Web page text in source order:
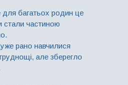
для багатьох родин це
стали частиною
рано навчилися
але зберегло